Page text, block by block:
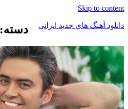
Skip to content
دانلود آهنگ های جدید ایرانی
دانلود
فول
آلبوم
موزیک
دسته: The Ways